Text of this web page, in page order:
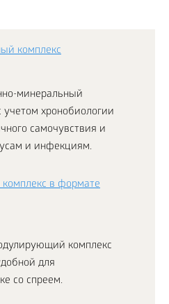
комплекс
минеральный
учетом хронобиологии
самочувствия и
и инфекциям.
в формате
комплекс
для
со спреем.